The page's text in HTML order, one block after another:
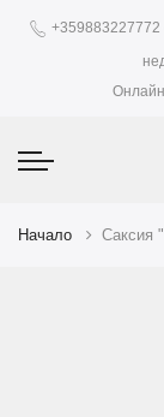
+359883227772
Начало Саксия